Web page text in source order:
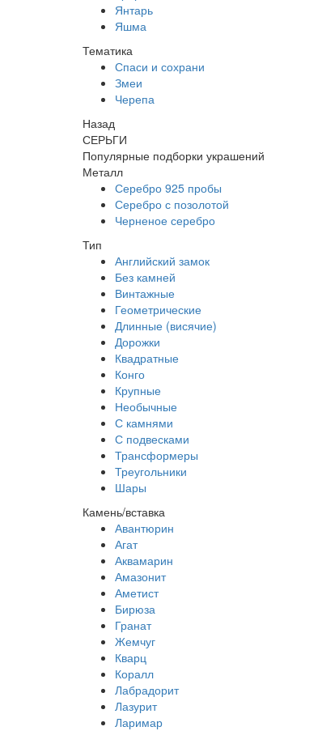
Янтарь
Яшма
Тематика
Спаси и сохрани
Змеи
Черепа
Назад
СЕРЬГИ
Популярные подборки украшений
Металл
Серебро 925 пробы
Серебро с позолотой
Черненое серебро
Тип
Английский замок
Без камней
Винтажные
Геометрические
Длинные (висячие)
Дорожки
Квадратные
Конго
Крупные
Необычные
С камнями
С подвесками
Трансформеры
Треугольники
Шары
Камень/вставка
Авантюрин
Агат
Аквамарин
Амазонит
Аметист
Бирюза
Гранат
Жемчуг
Кварц
Коралл
Лабрадорит
Лазурит
Ларимар